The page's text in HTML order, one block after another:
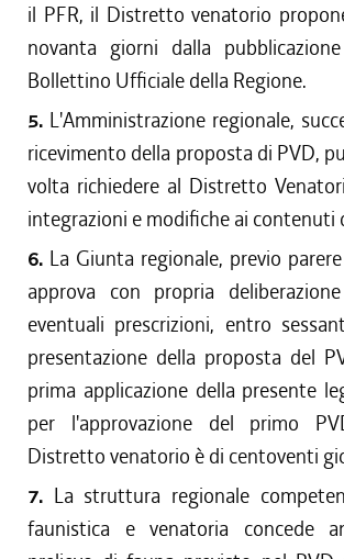
il PFR, il Distretto venatorio
novanta giorni dalla
Bollettino Ufficiale della Regione.
5. L'Amministrazione regionale,
ricevimento della proposta di PVD,
volta richiedere al Distretto
integrazioni e modifiche ai contenuti
6. La Giunta regionale, previo
approva con propria
eventuali prescrizioni, entro
presentazione della proposta del
prima applicazione della presente
per l'approvazione del primo
Distretto venatorio è di centoventi
7. La struttura regionale
faunistica e venatoria concede